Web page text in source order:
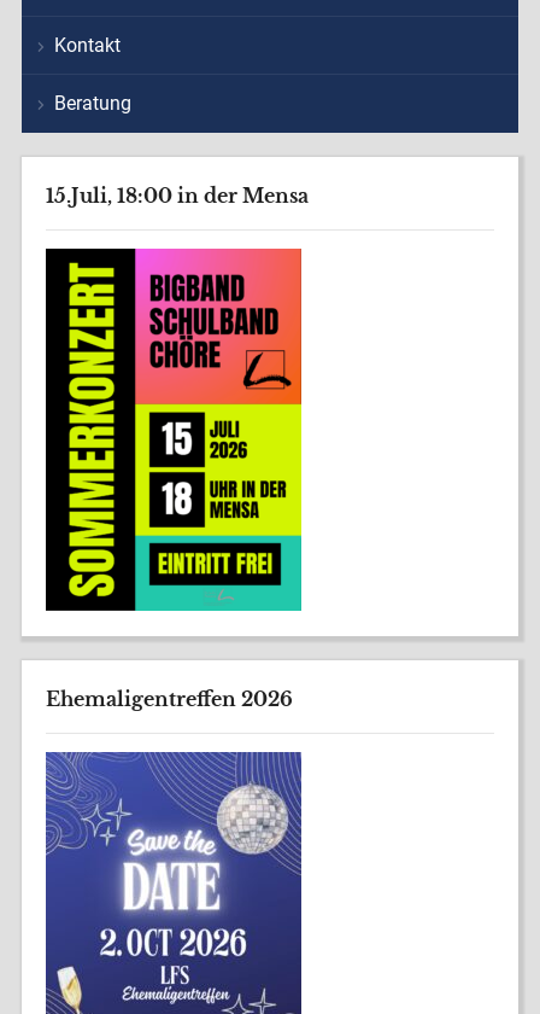
Kontakt
Beratung
15.Juli, 18:00 in der Mensa
Ehemaligentreffen 2026